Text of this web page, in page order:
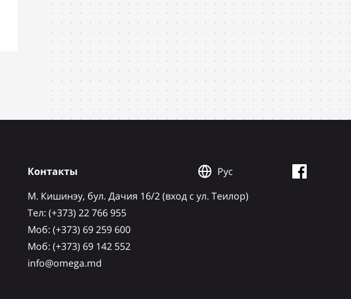
Контакты
Рус
М. Кишинэу, бул. Дачия 16/2 (вход с ул. Теилор)
Tел: (+373) 22 766 955
Mоб: (+373) 69 259 600
Mоб: (+373) 69 142 552
info@omega.md